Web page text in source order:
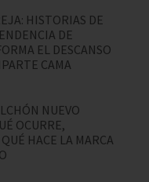
HISTORIAS DE
DE
EL DESCANSO
CAMA
NUEVO
OCURRE,
HACE LA MARCA